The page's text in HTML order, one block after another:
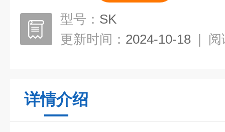
型号： SK
更新时间： 2024-10-18 | 阅
详情介绍